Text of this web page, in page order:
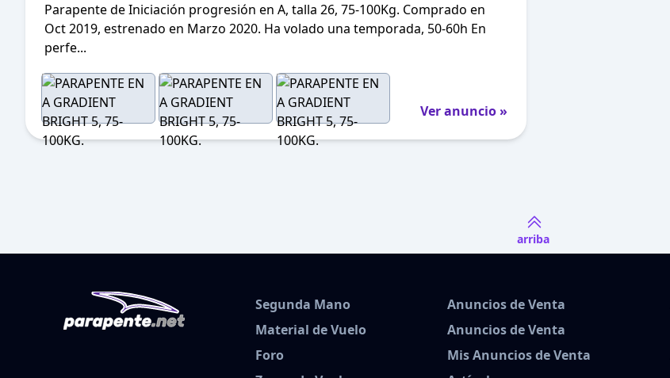
Parapente de Iniciación progresión en A, talla 26, 75-100Kg. Comprado en
Oct 2019, estrenado en Marzo 2020. Ha volado una temporada, 50-60h En
perfe...
Ver anuncio »
arriba
Segunda Mano
Material de Vuelo
Foro
Anuncios de Venta
Anuncios de Venta
Mis Anuncios de Venta